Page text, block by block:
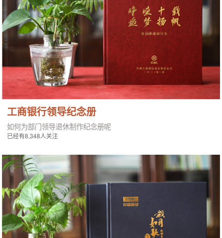
工商银行领导纪念册
如何为部门领导退休制作纪念册呢
已经有8,348人关注